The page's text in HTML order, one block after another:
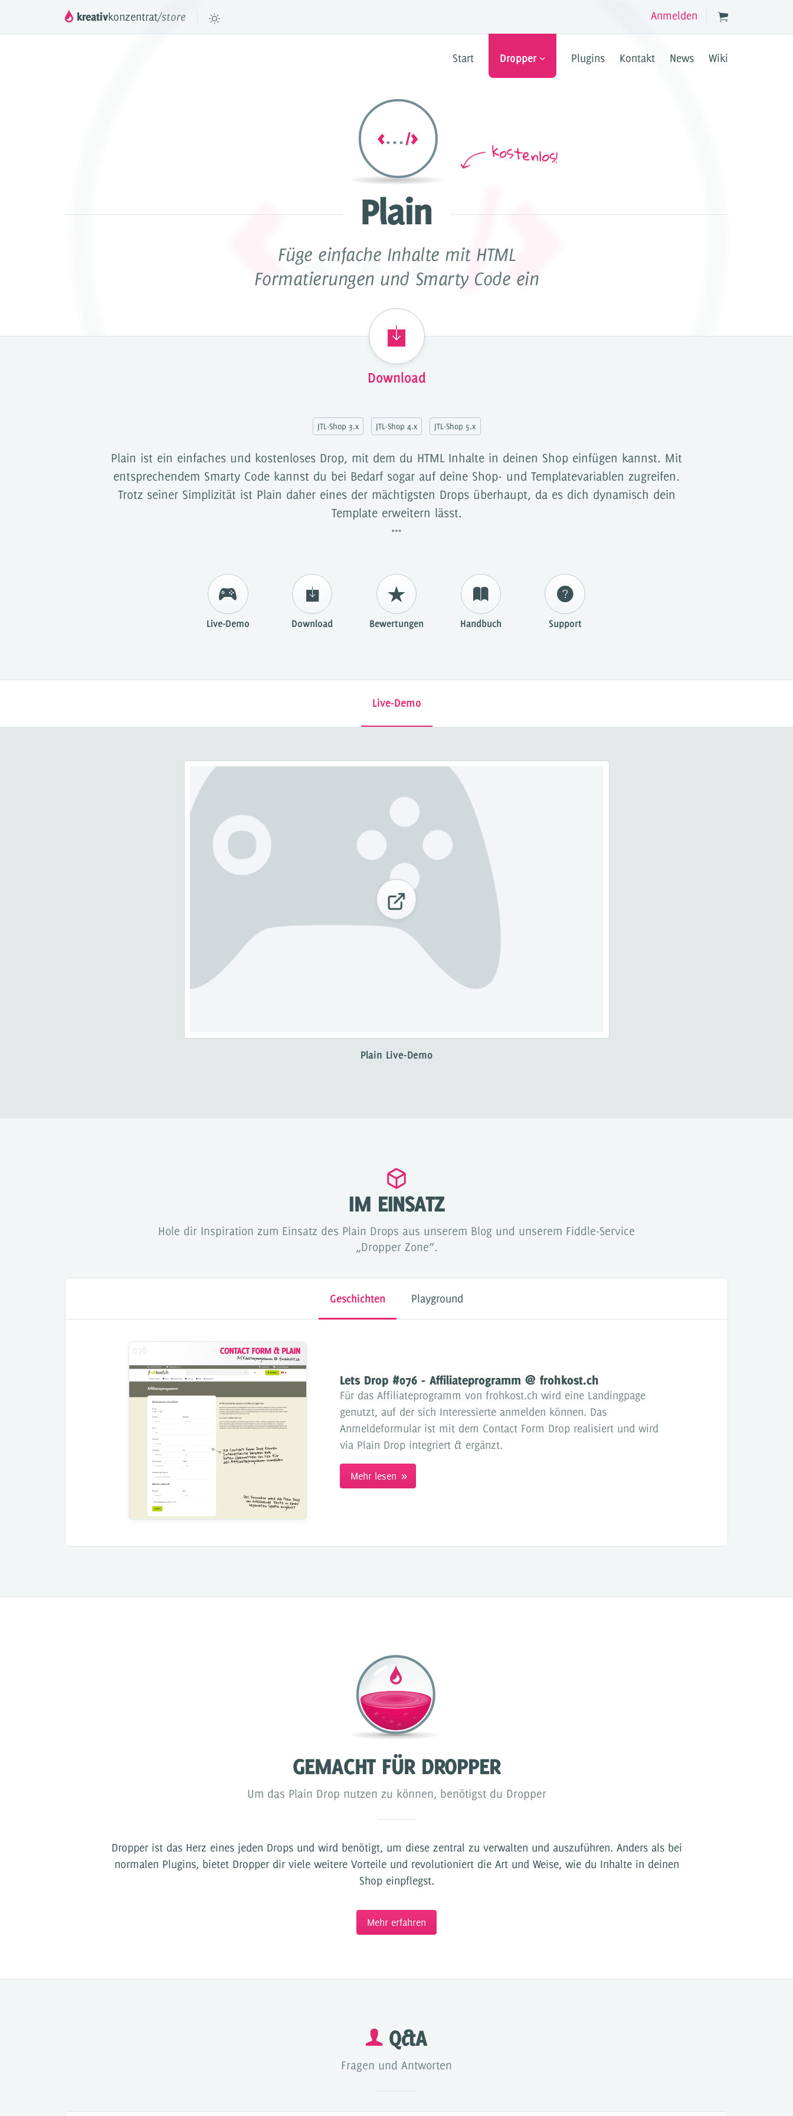
kreativkonzentrat/store Anmelden
Start Dropper
Preismodell
Dokumentation
Füge beliebige Inhalte & Funktionen in deinen JTL Shop ein.
Benutzerfreundlich und templateunabhängig.
Plugins Kontakt News Wiki
Plain
kostenlos!
Füge einfache Inhalte mit HTML
Formatierungen und Smarty Code ein
Download
JTL-Shop 3.x JTL-Shop 4.x JTL-Shop 5.x
Plain ist ein einfaches und kostenloses Drop, mit dem du HTML Inhalte in deinen Shop einfügen kannst. Mit
entsprechendem Smarty Code kannst du bei Bedarf sogar auf deine Shop- und Templatevariablen zugreifen.
Trotz seiner Simplizität ist Plain daher eines der mächtigsten Drops überhaupt, da es dich dynamisch dein
Template erweitern lässt.
Live-Demo Download Bewertungen Handbuch Support
Live-Demo
Plain Live-Demo
IM EINSATZ
Hole dir Inspiration zum Einsatz des Plain Drops aus unserem Blog und unserem Fiddle-Service
„Dropper Zone”.
Geschichten Playground
Lets Drop #076 - Affiliateprogramm @ frohkost.ch
Für das Affiliateprogramm von frohkost.ch wird eine Landingpage
genutzt, auf der sich Interessierte anmelden können. Das
Anmeldeformular ist mit dem Contact Form Drop realisiert und wird
via Plain Drop integriert & ergänzt.
Mehr lesen
GEMACHT FÜR DROPPER
Um das Plain Drop nutzen zu können, benötigst du Dropper
Dropper ist das Herz eines jeden Drops und wird benötigt, um diese zentral zu verwalten und auszuführen. Anders als bei
normalen Plugins, bietet Dropper dir viele weitere Vorteile und revolutioniert die Art und Weise, wie du Inhalte in deinen
Shop einpflegst.
Mehr erfahren
Q&A
Fragen und Antworten